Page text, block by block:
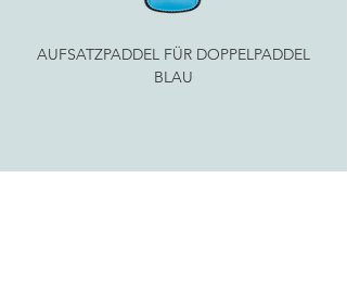
AUFSATZPADDEL FÜR DOPPELPADDEL
BLAU